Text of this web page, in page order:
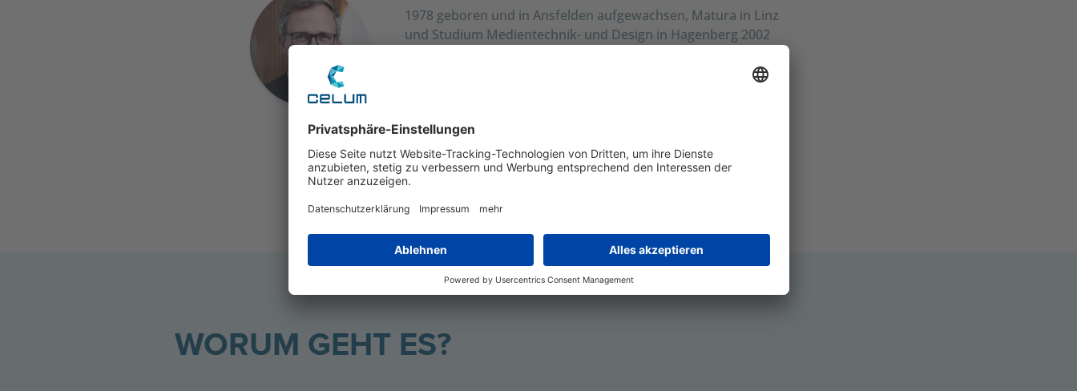
1978 geboren und in Ansfelden aufgewachsen, Matura in Linz
und Studium Medientechnik- und Design in Hagenberg 2002
gesellschaftspolitisch engagiert. Gründer und CEO von CELUM.
WORUM GEHT ES?